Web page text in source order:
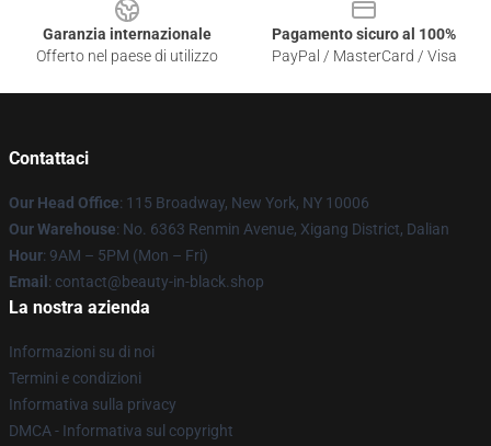
Garanzia internazionale
Offerto nel paese di utilizzo
Pagamento sicuro al 100%
PayPal / MasterCard / Visa
Contattaci
Our Head Office: 115 Broadway, New York, NY 10006
Our Warehouse: No. 6363 Renmin Avenue, Xigang District, Dalian
Hour: 9AM – 5PM (Mon – Fri)
Email : contact@beauty-in-black.shop
La nostra azienda
Informazioni su di noi
Termini e condizioni
Informativa sulla privacy
DMCA - Informativa sul copyright